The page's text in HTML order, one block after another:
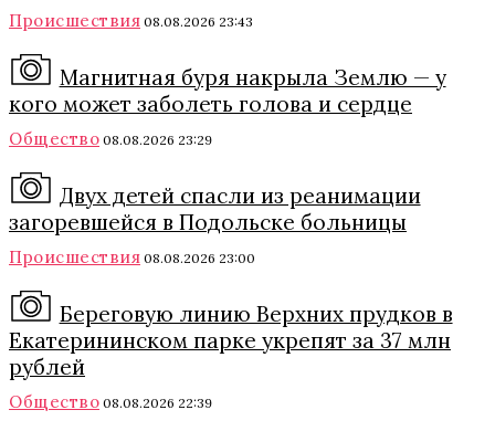
Происшествия 08.08.2026 23:43
Магнитная буря накрыла Землю — у
кого может заболеть голова и сердце
Общество 08.08.2026 23:29
Двух детей спасли из реанимации
загоревшейся в Подольске больницы
Происшествия 08.08.2026 23:00
Береговую линию Верхних прудков в
Екатерининском парке укрепят за 37 млн
рублей
Общество 08.08.2026 22:39